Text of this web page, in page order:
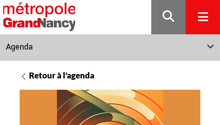
Gestion de vos préférences sur les cookies
Agenda
Retour à l'agenda